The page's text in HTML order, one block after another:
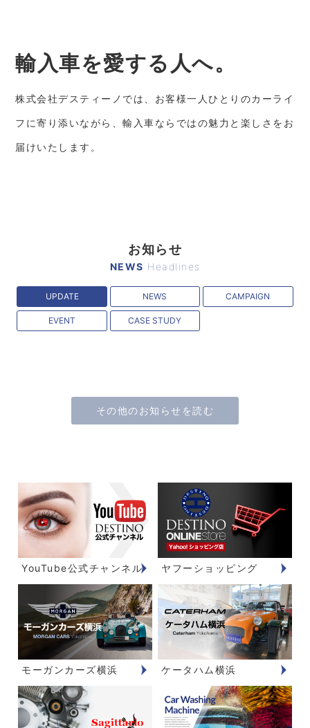
輸入車を愛する 人へ。
株式会社デスティーノでは、お客様一人ひとりのカーライ
フに寄り添いながら、輸入車ならではの魅力と楽しさをお
届けいたします。
お知らせ
NEWS Headlines
UPDATE NEWS CAMPAIGN
EVENT CASE STUDY
その他のお知らせを読む
YouTube公式チャンネル ヤフーショッピング
モーガンカーズ横浜 ケータハム横浜